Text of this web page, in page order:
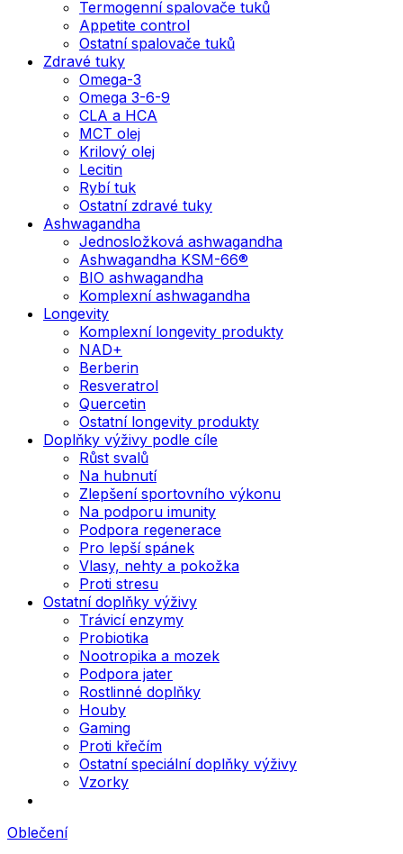
Termogenní spalovače tuků
Appetite control
Ostatní spalovače tuků
Zdravé tuky
Omega-3
Omega 3-6-9
CLA a HCA
MCT olej
Krilový olej
Lecitin
Rybí tuk
Ostatní zdravé tuky
Ashwagandha
Jednosložková ashwagandha
Ashwagandha KSM-66®
BIO ashwagandha
Komplexní ashwagandha
Longevity
Komplexní longevity produkty
NAD+
Berberin
Resveratrol
Quercetin
Ostatní longevity produkty
Doplňky výživy podle cíle
Růst svalů
Na hubnutí
Zlepšení sportovního výkonu
Na podporu imunity
Podpora regenerace
Pro lepší spánek
Vlasy, nehty a pokožka
Proti stresu
Ostatní doplňky výživy
Trávicí enzymy
Probiotika
Nootropika a mozek
Podpora jater
Rostlinné doplňky
Houby
Gaming
Proti křečím
Ostatní speciální doplňky výživy
Vzorky
Oblečení